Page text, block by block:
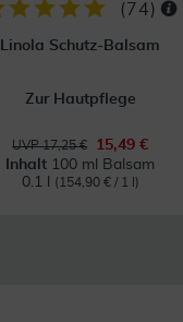
( 74)
Linola Schutz-Balsam
Zur Hautpflege
UVP 17,25 €
15,49 €
Inhalt 100 ml Balsam
0.1 l
(154,90 € / 1 l)